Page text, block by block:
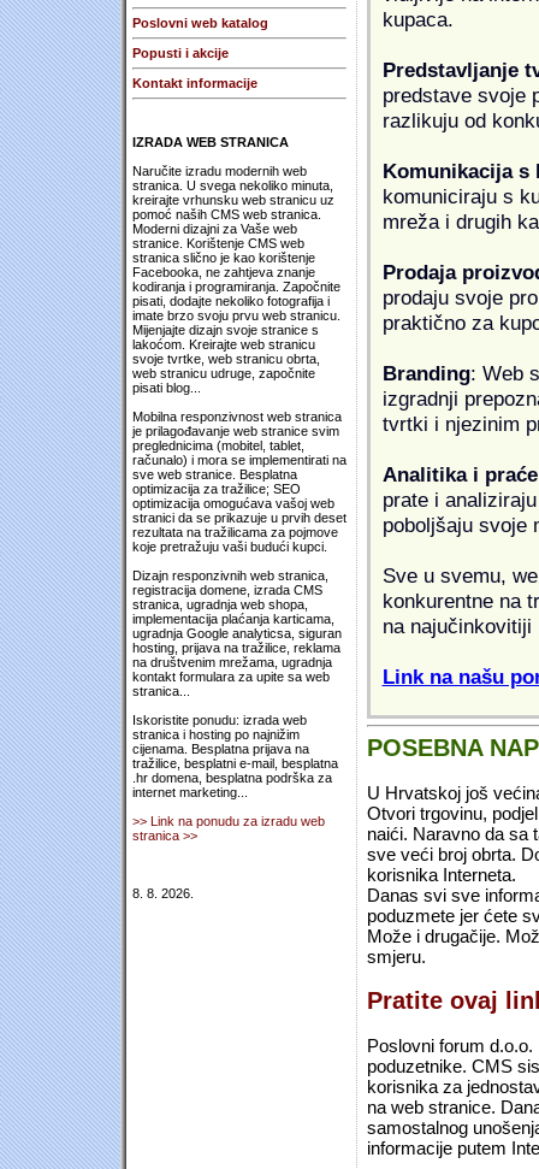
Poslovni web katalog
Popusti i akcije
Kontakt informacije
IZRADA WEB STRANICA
Naručite izradu modernih web
stranica. U svega nekoliko minuta,
kreirajte vrhunsku web stranicu uz
pomoć naših CMS web stranica.
Moderni dizajni za Vaše web
stranice. Korištenje CMS web
stranica slično je kao korištenje
Facebooka, ne zahtjeva znanje
kodiranja i programiranja. Započnite
pisati, dodajte nekoliko fotografija i
imate brzo svoju prvu web stranicu.
Mijenjajte dizajn svoje stranice s
lakoćom. Kreirajte web stranicu
svoje tvrtke, web stranicu obrta,
web stranicu udruge, započnite
pisati blog...
Mobilna responzivnost web stranica
je prilagođavanje web stranice svim
preglednicima (mobitel, tablet,
računalo) i mora se implementirati na
sve web stranice. Besplatna
optimizacija za tražilice; SEO
optimizacija omogućava vašoj web
stranici da se prikazuje u prvih deset
rezultata na tražilicama za pojmove
koje pretražuju vaši budući kupci.
Dizajn responzivnih web stranica,
registracija domene, izrada CMS
stranica, ugradnja web shopa,
implementacija plaćanja karticama,
ugradnja Google analyticsa, siguran
hosting, prijava na tražilice, reklama
na društvenim mrežama, ugradnja
kontakt formulara za upite sa web
stranica...
Iskoristite ponudu: izrada web
stranica i hosting po najnižim
cijenama. Besplatna prijava na
tražilice, besplatni e-mail, besplatna
.hr domena, besplatna podrška za
internet marketing...
>> Link na ponudu za izradu web
stranica >>
8. 8. 2026.
kupaca.
Predstavljanje
predstave svoje
razlikuju od
Komunikacija s
komuniciraju s
mreža i drugih
Prodaja
prodaju svoje
praktično za
Branding: Web
izgradnji
tvrtki i njezinim
Analitika i
prate i
poboljšaju svoje
Sve u svemu,
konkurentne na
na najučinkovitiji
Link na našu
POSEBNA
U Hrvatskoj još
Otvori trgovinu,
naići. Naravno da sa
sve veći broj obrta.
korisnika Interneta.
Danas svi sve
poduzmete jer ćete
Može i drugačije.
smjeru.
Pratite ovaj
Poslovni forum
poduzetnike. CMS
korisnika za
na web stranice.
samostalnog
informacije putem